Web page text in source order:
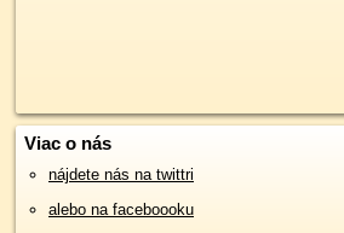
Viac o nás
nájdete nás na twittri
alebo na faceboooku